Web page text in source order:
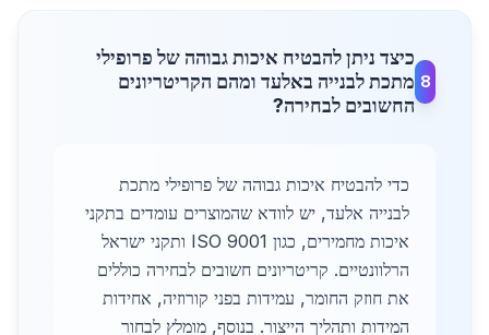
8
כיצד ניתן להבטיח איכות גבוהה של פרופילי
מתכת לבנייה באלעד ומהם הקריטריונים
החשובים לבחירה?
כדי להבטיח איכות גבוהה של פרופילי מתכת
לבנייה אלעד, יש לוודא שהמוצרים עומדים בתקני
איכות מחמירים, כגון ISO 9001 ותקני ישראל
הרלוונטיים. קריטריונים חשובים לבחירה כוללים
את חוזק החומר, עמידות בפני קורוזיה, אחידות
המידות ותהליך הייצור. בנוסף, מומלץ לבחור